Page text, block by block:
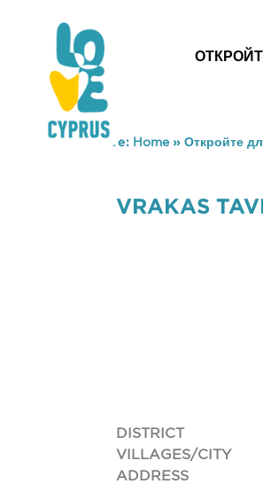
You are here: Home» Откройте
VRAKAS
DISTRICT
VILLAGES/CITY
ADDRESS